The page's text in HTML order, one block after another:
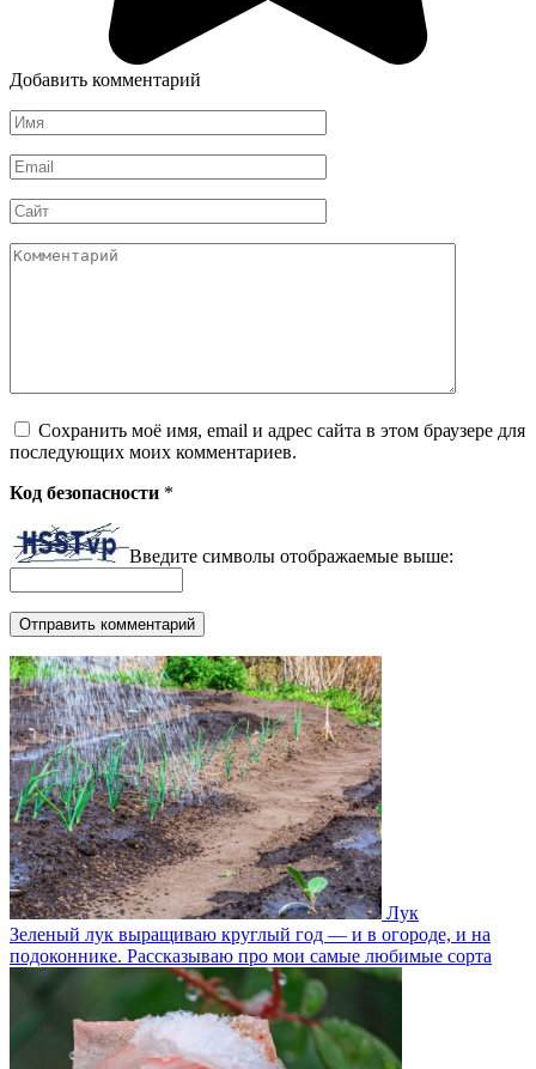
Добавить комментарий
Имя
*
Email
*
Сайт
Комментарий
Сохранить моё имя, email и адрес сайта в этом браузере для
последующих моих комментариев.
Код безопасности *
Введите символы отображаемые выше:
Лук
Зеленый лук выращиваю круглый год — и в огороде, и на
подоконнике. Рассказываю про мои самые любимые сорта